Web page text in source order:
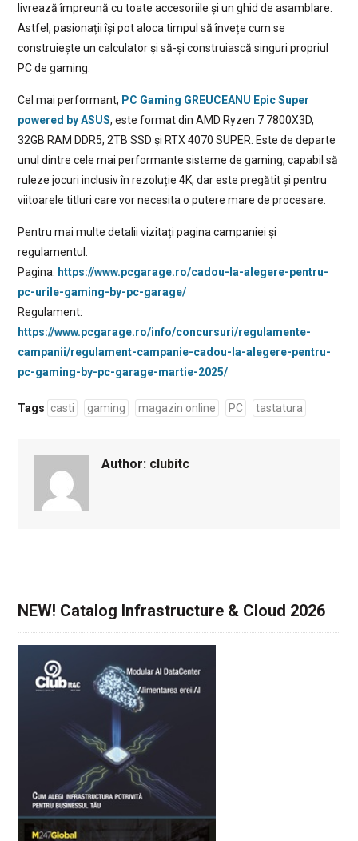
livrează împreună cu toate accesoriile și un ghid de asamblare.
Astfel, pasionații își pot aloca timpul să învețe cum se
construiește un calculator și să-și construiască singuri propriul
PC de gaming.
Cel mai performant, PC Gaming GREUCEANU Epic Super
powered by ASUS, este format din AMD Ryzen 7 7800X3D,
32GB RAM DDR5, 2TB SSD și RTX 4070 SUPER. Este de departe
unul dintre cele mai performante sisteme de gaming, capabil să
ruleze jocuri inclusiv în rezoluție 4K, dar este pregătit și pentru
viitoarele titluri care vor necesita o putere mare de procesare.
Pentru mai multe detalii vizitați pagina campaniei și
regulamentul.
Pagina: https://www.pcgarage.ro/cadou-la-alegere-pentru-
pc-urile-gaming-by-pc-garage/
Regulament:
https://www.pcgarage.ro/info/concursuri/regulamente-
campanii/regulament-campanie-cadou-la-alegere-pentru-
pc-gaming-by-pc-garage-martie-2025/
Tags casti gaming magazin online PC tastatura
Author: clubitc
NEW! Catalog Infrastructure & Cloud 2026